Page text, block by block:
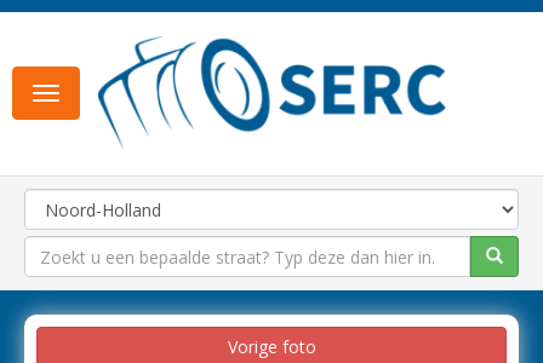
Toggle
navigation
Vorige foto